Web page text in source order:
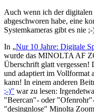
Auch wenn ich der
abgeschworen habe, eine
Systemkameras gibt es nie ;-
In „Nur 10 Jahre: Digitale
wurde das MINOLTA AF
Überschrift glatt vergessen!
und adaptiert im Vollformat
kann! In einem anderen
;-)" war zu lesen:
"Beercan"- oder
"desingnlose" Minolta